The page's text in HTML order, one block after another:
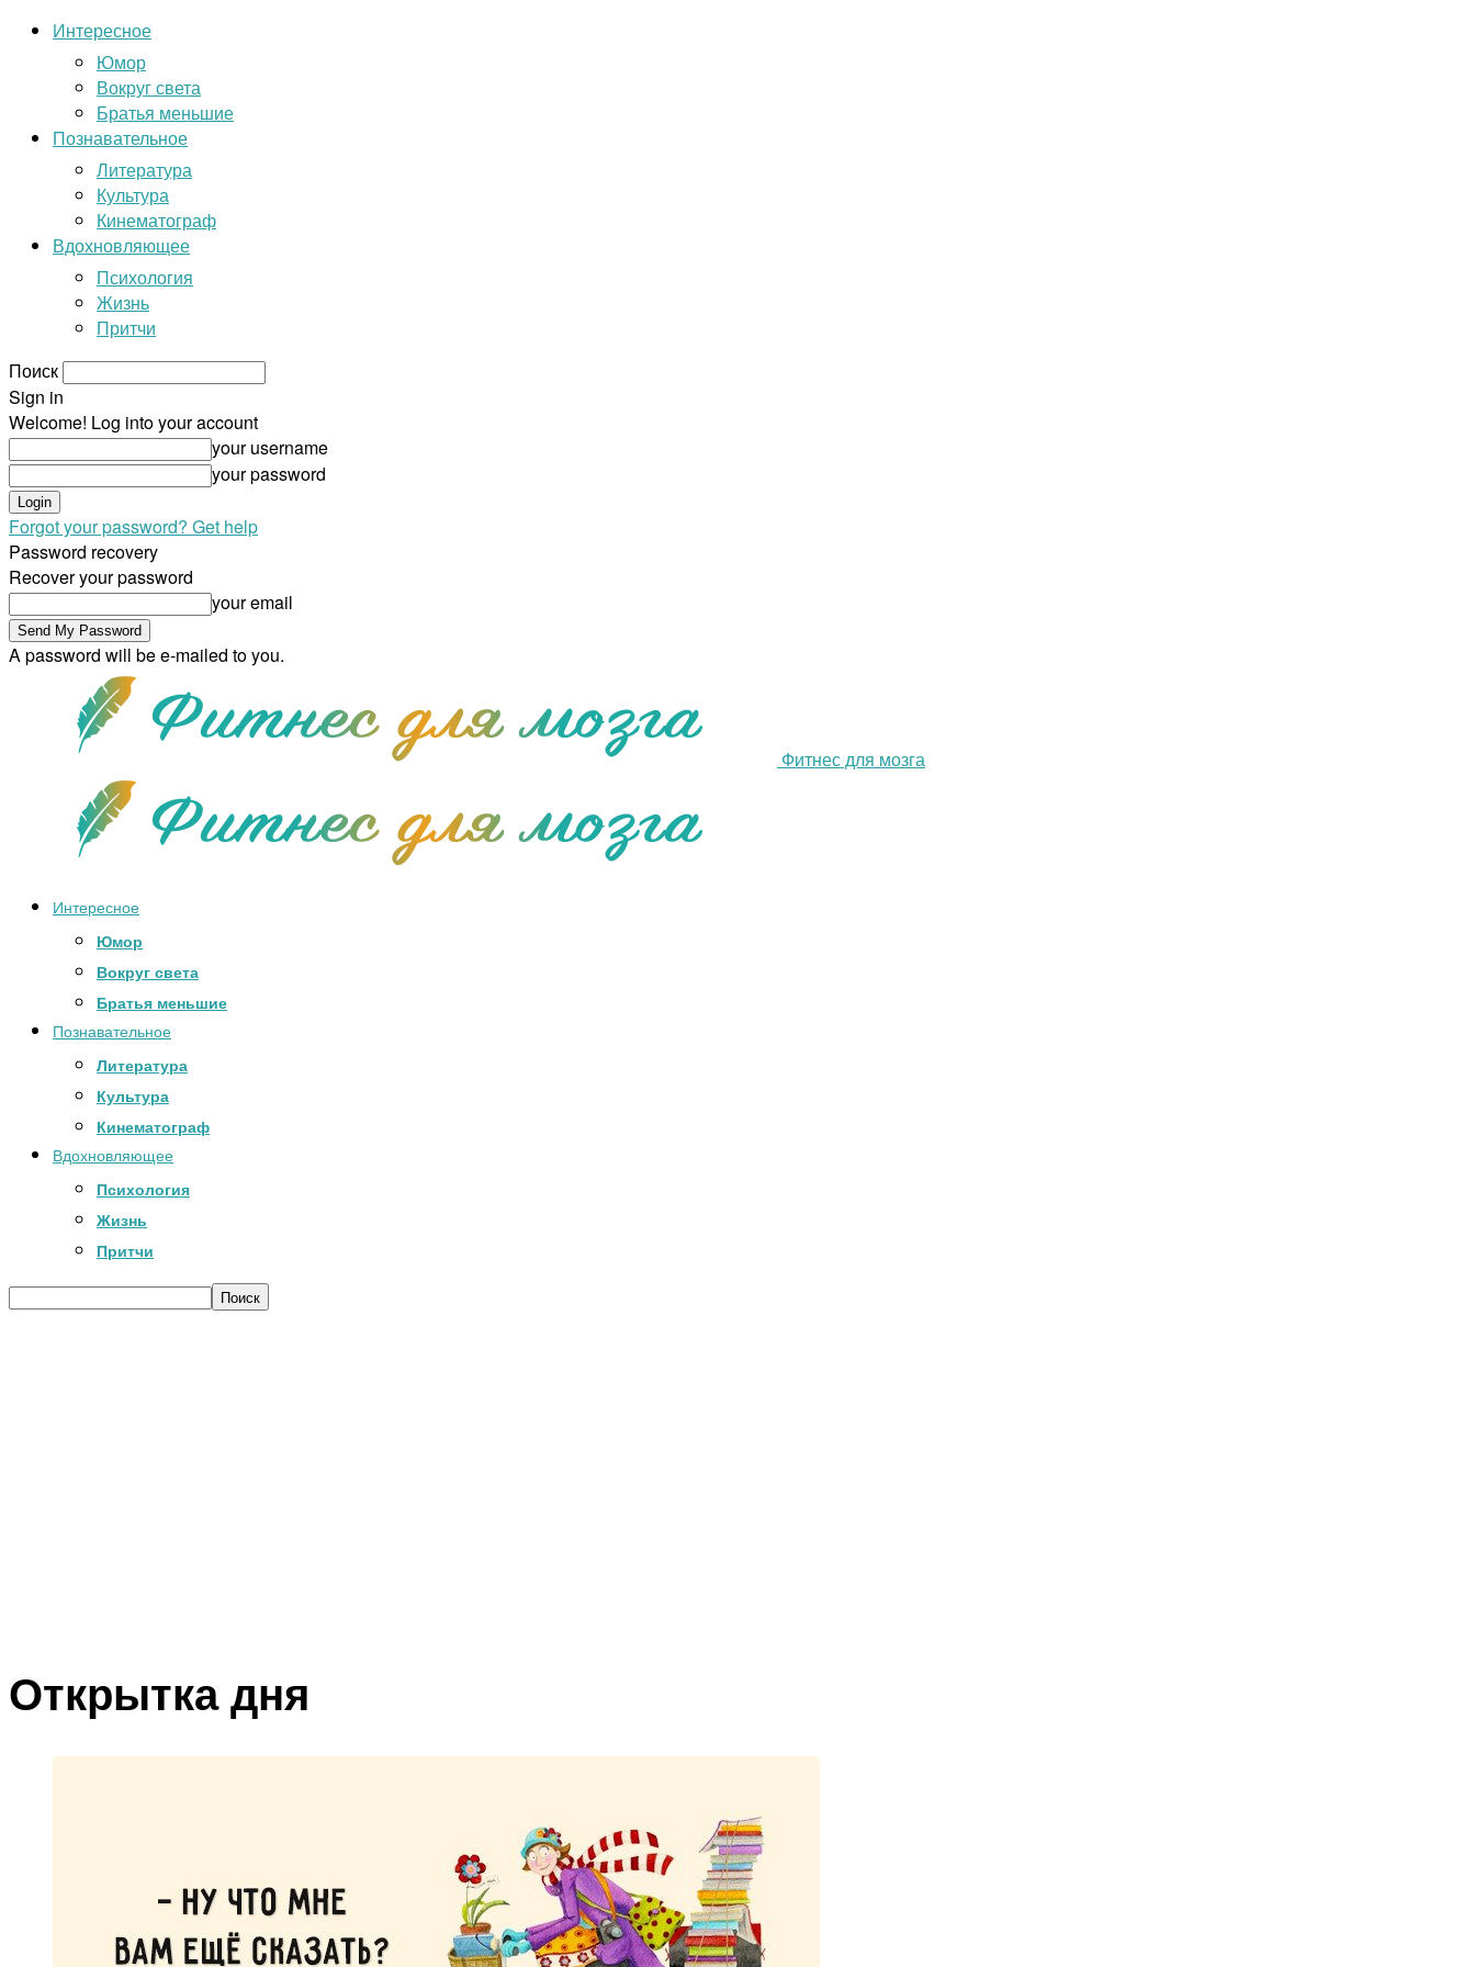
Интересное
Юмор
Вокруг света
Братья меньшие
Познавательное
Литература
Культура
Кинематограф
Вдохновляющее
Психология
Жизнь
Притчи
Поиск
Sign in
Welcome! Log into your account
your username
your password
Forgot your password? Get help
Password recovery
Recover your password
your email
A password will be e-mailed to you.
Фитнес для мозга
Интересное
Юмор
Вокруг света
Братья меньшие
Познавательное
Литература
Культура
Кинематограф
Вдохновляющее
Психология
Жизнь
Притчи
Открытка дня